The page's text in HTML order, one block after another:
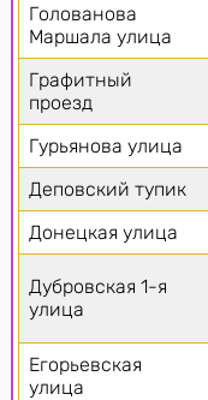
Голованова
Маршала улица
Графитный
проезд
Гурьянова улица
Деповский тупик
Донецкая улица
Дубровская 1-я
улица
Егорьевская
улица